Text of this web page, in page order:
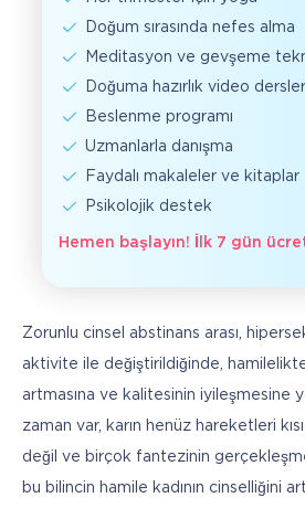
Doğum sırasında nefes alma
Meditasyon ve gevşeme
Doğuma hazırlık video
Beslenme programı
Uzmanlarla danışma
Faydalı makaleler ve kitaplar
Psikolojik destek
Hemen başlayın! İlk 7 gün
Zorunlu cinsel abstinans arası,
aktivite ile değiştirildiğinde, hamilelikte
artmasına ve kalitesinin iyileşmesine
zaman var, karın henüz hareketleri
değil ve birçok fantezinin
bu bilincin hamile kadının cinselliğini